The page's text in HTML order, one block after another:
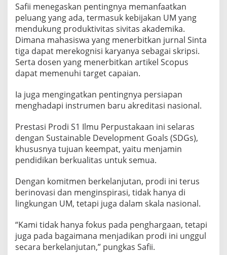
Safii menegaskan pentingnya memanfaatkan
peluang yang ada, termasuk kebijakan UM yang
mendukung produktivitas sivitas akademika.
Dimana mahasiswa yang menerbitkan jurnal Sinta
tiga dapat merekognisi karyanya sebagai skripsi.
Serta dosen yang menerbitkan artikel Scopus
dapat memenuhi target capaian.
Ia juga mengingatkan pentingnya persiapan
menghadapi instrumen baru akreditasi nasional.
Prestasi Prodi S1 Ilmu Perpustakaan ini selaras
dengan Sustainable Development Goals (SDGs),
khususnya tujuan keempat, yaitu menjamin
pendidikan berkualitas untuk semua.
Dengan komitmen berkelanjutan, prodi ini terus
berinovasi dan menginspirasi, tidak hanya di
lingkungan UM, tetapi juga dalam skala nasional.
“Kami tidak hanya fokus pada penghargaan, tetapi
juga pada bagaimana menjadikan prodi ini unggul
secara berkelanjutan,” pungkas Safii.